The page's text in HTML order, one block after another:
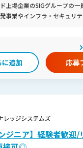
上場企業のSIGグループの一
事業やインフラ・セキュリ
からの要望にさらに応えてい
の展開を図るために新たな人材
いと考えています。また、即戦
定です。
応募
レッジシステムズ
ジニア】経験者歓迎